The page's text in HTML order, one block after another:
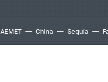
AEMET China Sequía